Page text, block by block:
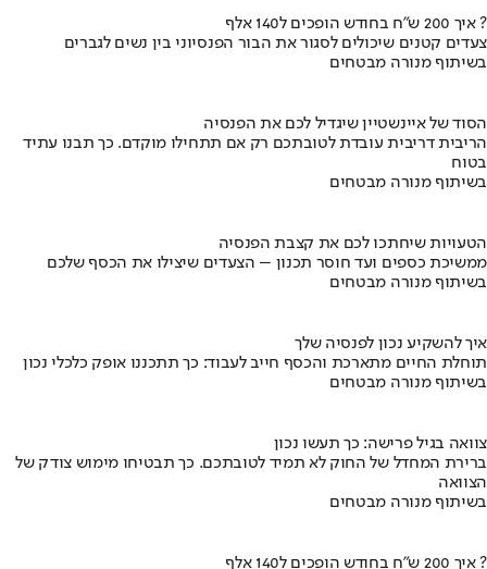
איך 200 ש"ח בחודש הופכים ל140 אלף ?
צעדים קטנים שיכולים לסגור את הבור הפנסיוני בין נשים לגברים
בשיתוף מנורה מבטחים
הסוד של איינשטיין שיגדיל לכם את הפנסיה
הריבית דריבית עובדת לטובתכם רק אם תתחילו מוקדם. כך תבנו עתיד
בטוח
בשיתוף מנורה מבטחים
הטעויות שיחתכו לכם את קצבת הפנסיה
ממשיכת כספים ועד חוסר תכנון – הצעדים שיצילו את הכסף שלכם
בשיתוף מנורה מבטחים
איך להשקיע נכון לפנסיה שלך
תוחלת החיים מתארכת והכסף חייב לעבוד: כך תתכננו אופק כלכלי נכון
בשיתוף מנורה מבטחים
צוואה בגיל פרישה: כך תעשו נכון
ברירת המחדל של החוק לא תמיד לטובתכם. כך תבטיחו מימוש צודק של
הצוואה
בשיתוף מנורה מבטחים
איך 200 ש"ח בחודש הופכים ל140 אלף ?